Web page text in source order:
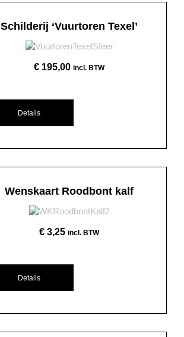
Schilderij ‘Vuurtoren Texel’
€ 195,00 incl. BTW
Details
Wenskaart Roodbont kalf
€ 3,25 incl. BTW
Details